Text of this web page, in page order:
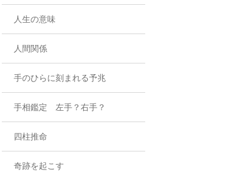
人生の意味
人間関係
手のひらに刻まれる予兆
手相鑑定 左手？右手？
四柱推命
奇跡を起こす